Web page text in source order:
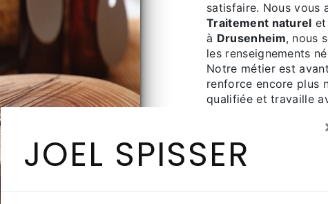
JOEL SPISSER
satisfaire. Nous vous
Traitement naturel et
à Drusenheim, nous
les renseignements
Notre métier est
renforce encore plus
qualifiée et travaille